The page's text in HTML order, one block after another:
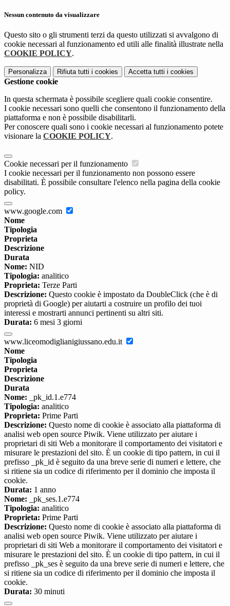
Nessun contenuto da visualizzare
Questo sito o gli strumenti terzi da questo utilizzati si avvalgono di
cookie necessari al funzionamento ed utili alle finalità illustrate nella
COOKIE POLICY.
Personalizza Rifiuta tutti i cookies Accetta tutti i cookies
Gestione cookie
In questa schermata è possibile scegliere quali cookie consentire.
I cookie necessari sono quelli che consentono il funzionamento della
piattaforma e non è possibile disabilitarli.
Per conoscere quali sono i cookie necessari al funzionamento potete
visionare la COOKIE POLICY.
Cookie necessari per il funzionamento
I cookie necessari per il funzionamento non possono essere
disabilitati. È possibile consultare l'elenco nella pagina della cookie
policy.
www.google.com
Nome
Tipologia
Proprieta
Descrizione
Durata
Nome: NID
Tipologia: analitico
Proprieta: Terze Parti
Descrizione: Questo cookie è impostato da DoubleClick (che è di
proprietà di Google) per aiutarti a costruire un profilo dei tuoi
interessi e mostrarti annunci pertinenti su altri siti.
Durata: 6 mesi 3 giorni
www.liceomodiglianigiussano.edu.it
Nome
Tipologia
Proprieta
Descrizione
Durata
Nome: _pk_id.1.e774
Tipologia: analitico
Proprieta: Prime Parti
Descrizione: Questo nome di cookie è associato alla piattaforma di
analisi web open source Piwik. Viene utilizzato per aiutare i
proprietari di siti Web a monitorare il comportamento dei visitatori e
misurare le prestazioni del sito. È un cookie di tipo pattern, in cui il
prefisso _pk_id è seguito da una breve serie di numeri e lettere, che
si ritiene sia un codice di riferimento per il dominio che imposta il
cookie.
Durata: 1 anno
Nome: _pk_ses.1.e774
Tipologia: analitico
Proprieta: Prime Parti
Descrizione: Questo nome di cookie è associato alla piattaforma di
analisi web open source Piwik. Viene utilizzato per aiutare i
proprietari di siti Web a monitorare il comportamento dei visitatori e
misurare le prestazioni del sito. È un cookie di tipo pattern, in cui il
prefisso _pk_ses è seguito da una breve serie di numeri e lettere, che
si ritiene sia un codice di riferimento per il dominio che imposta il
cookie.
Durata: 30 minuti